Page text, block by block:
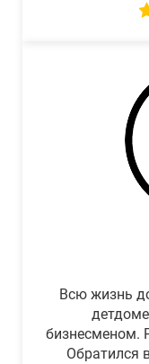
Всю жизнь
бизнесменом.
Обратился